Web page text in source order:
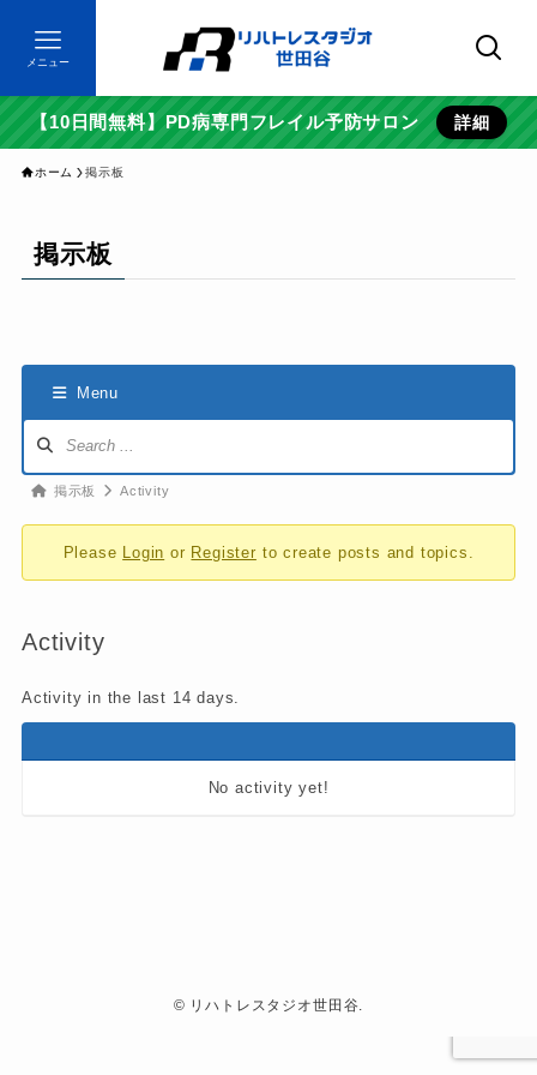
メニュー
【10日間無料】PD病専門フレイル予防サロン 詳細
ホーム 掲示板
掲示板
Menu
Navigation
Forum
breadcrumbs
You
here:
掲示板 Activity
Please Login or Register to create posts and topics.
Activity
Activity in the last 14 days.
No activity yet!
© リハトレスタジオ世田谷.